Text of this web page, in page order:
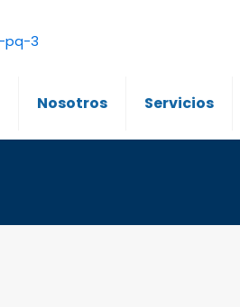
Nosotros Servicios